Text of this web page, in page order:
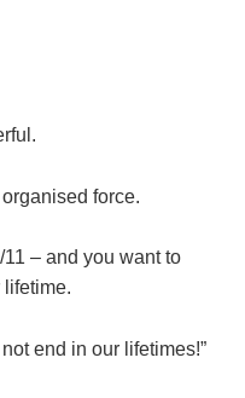
force.
– and you want to
end in our lifetimes!”